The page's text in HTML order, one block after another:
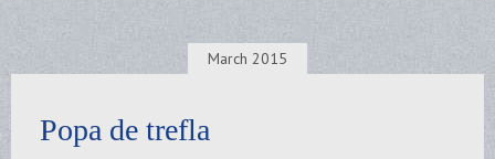
March 2015
Popa de trefla